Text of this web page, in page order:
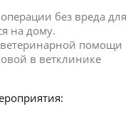
без вреда для
на дому.
помощи
в ветклинике